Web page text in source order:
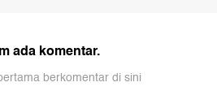
ada komentar.
berkomentar di sini